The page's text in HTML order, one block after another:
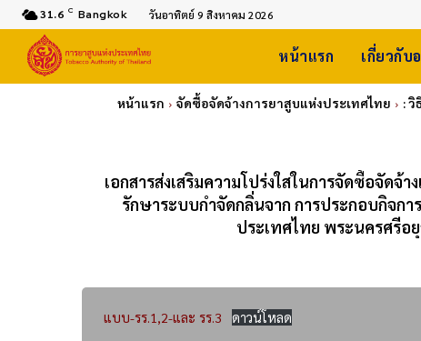
31.6 C Bangkok วันอาทิตย์ 9 สิงหาคม 2026
หน้าแรก เกี่ยวกับ
หน้าแรก จัดซื้อจัดจ้างการยาสูบแห่งประเทศไทย : วิ
เอกสารส่งเสริมความโปร่งใสในการจัดซื้อจัดจ้
รักษาระบบกำจัดกลิ่นจาก การประกอบกิจก
ประเทศไทย พระนครศรีอ
แบบ-รร.1,2-และ รร.3 ดาวน์โหลด